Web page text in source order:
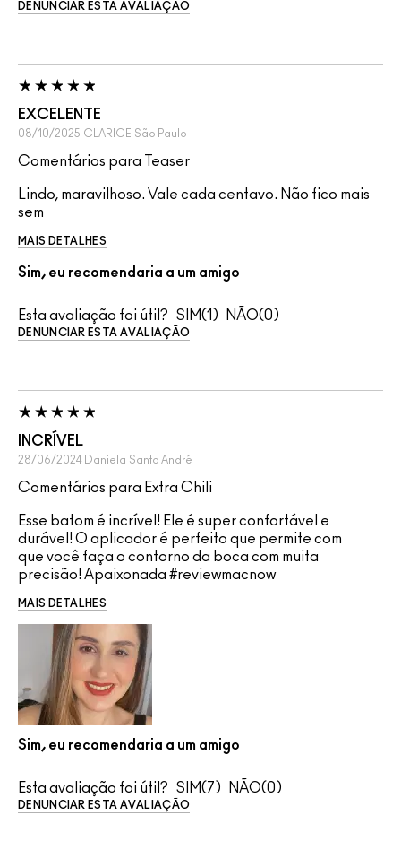
DENUNCIAR ESTA AVALIAÇÃO
EXCELENTE
08/10/2025 CLARICE São Paulo
Comentários para Teaser
Lindo, maravilhoso. Vale cada centavo. Não fico mais
sem
MAIS DETALHES
Sim, eu recomendaria a um amigo
Esta avaliação foi útil? 1 0
DENUNCIAR ESTA AVALIAÇÃO
INCRÍVEL
28/06/2024 Daniela Santo André
Comentários para Extra Chili
Esse batom é incrível! Ele é super confortável e
durável! O aplicador é perfeito que permite com
que você faça o contorno da boca com muita
precisão! Apaixonada #reviewmacnow
MAIS DETALHES
Sim, eu recomendaria a um amigo
Esta avaliação foi útil? 7 0
DENUNCIAR ESTA AVALIAÇÃO